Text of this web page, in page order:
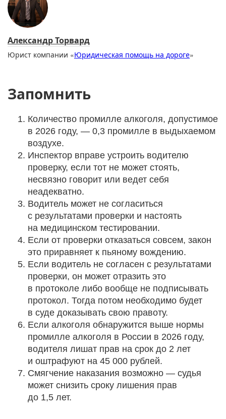
Александр Торвард
Юрист компании «Юридическая помощь на дороге»
Запомнить
Количество промилле алкоголя, допустимое
в 2026 году, — 0,3 промилле в выдыхаемом
воздухе.
Инспектор вправе устроить водителю
проверку, если тот не может стоять,
несвязно говорит или ведет себя
неадекватно.
Водитель может не согласиться
с результатами проверки и настоять
на медицинском тестировании.
Если от проверки отказаться совсем, закон
это приравняет к пьяному вождению.
Если водитель не согласен с результатами
проверки, он может отразить это
в протоколе либо вообще не подписывать
протокол. Тогда потом необходимо будет
в суде доказывать свою правоту.
Если алкоголя обнаружится выше нормы
промилле алкоголя в России в 2026 году,
водителя лишат прав на срок до 2 лет
и оштрафуют на 45 000 рублей.
Смягчение наказания возможно — судья
может снизить сроку лишения прав
до 1,5 лет.